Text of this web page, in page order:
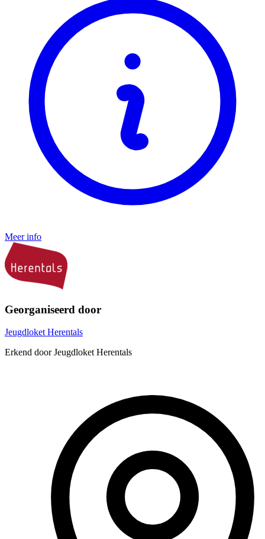
Meer info
Georganiseerd door
Jeugdloket Herentals
Erkend door Jeugdloket Herentals